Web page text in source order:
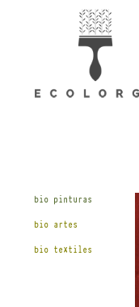
bio pinturas
bio artes
bio textiles